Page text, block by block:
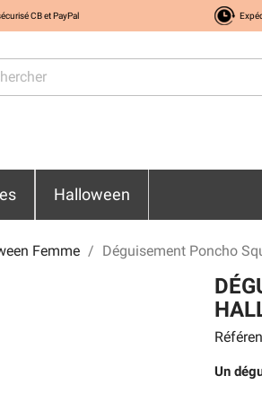
CB et PayPal
Halloween
Femme Déguisement Poncho
Un